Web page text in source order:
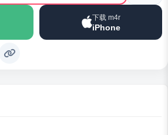
下载 m4r
iPhone